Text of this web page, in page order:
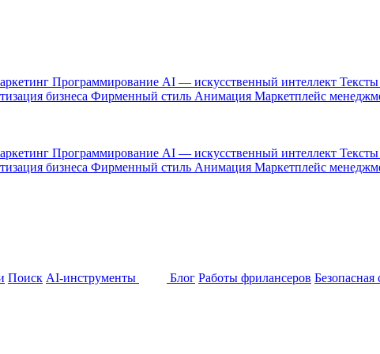
Программирование AI — искусственный интеллект Тексты
бизнеса Фирменный стиль Анимация Маркетплейс
Программирование AI — искусственный интеллект Тексты
бизнеса Фирменный стиль Анимация Маркетплейс
Поиск AI-инструменты Блог Работы фрилансеров Безопасная